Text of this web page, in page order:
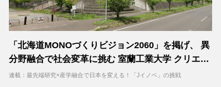
「北海道MONOづくりビジョン2060」を掲げ、 異
分野融合で社会変革に挑む 室蘭工業大学 クリエイ
ティブコラボレーションセンター（CCC）
連載：最先端研究×産学融合で日本を変える！「Jイノベ」の挑戦